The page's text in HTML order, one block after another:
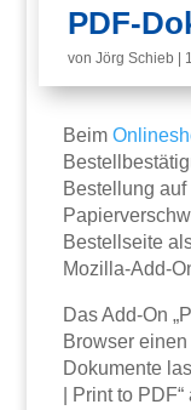
PDF-
vonJörg Schieb
Beim
Bestellung
Bestellseite
Mozilla-Add-
Das Add-On
Browser
Dokumente
| Print to